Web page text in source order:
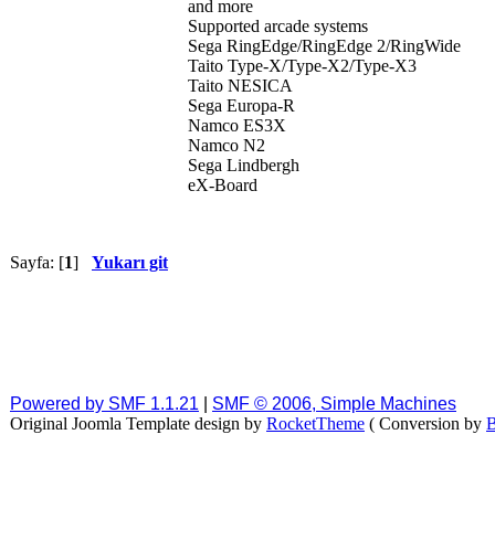
and more
Supported arcade systems
Sega RingEdge/RingEdge 2/RingWide
Taito Type-X/Type-X2/Type-X3
Taito NESICA
Sega Europa-R
Namco ES3X
Namco N2
Sega Lindbergh
eX-Board
Sayfa: [1] Yukarı git
Powered by SMF 1.1.21
SMF © 2006, Simple Machines
Original Joomla Template design by RocketTheme ( Conversion by